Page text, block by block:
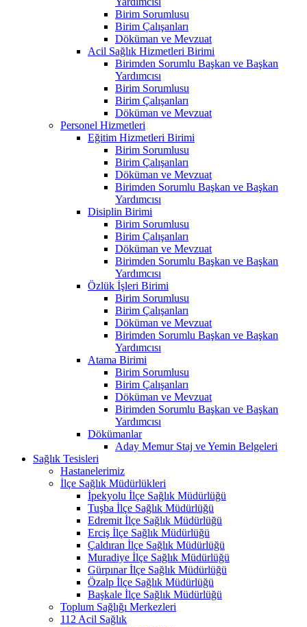
Birim Sorumlusu
Birim Çalışanları
Döküman ve Mevzuat
Acil Sağlık Hizmetleri Birimi
Birimden Sorumlu Başkan ve Başkan
Yardımcısı
Birim Sorumlusu
Birim Çalışanları
Döküman ve Mevzuat
Personel Hizmetleri
Eğitim Hizmetleri Birimi
Birim Sorumlusu
Birim Çalışanları
Döküman ve Mevzuat
Birimden Sorumlu Başkan ve Başkan
Yardımcısı
Disiplin Birimi
Birim Sorumlusu
Birim Çalışanları
Döküman ve Mevzuat
Birimden Sorumlu Başkan ve Başkan
Yardımcısı
Özlük İşleri Birimi
Birim Sorumlusu
Birim Çalışanları
Döküman ve Mevzuat
Birimden Sorumlu Başkan ve Başkan
Yardımcısı
Atama Birimi
Birim Sorumlusu
Birim Çalışanları
Döküman ve Mevzuat
Birimden Sorumlu Başkan ve Başkan
Yardımcısı
Dökümanlar
Aday Memur Staj ve Yemin Belgeleri
Sağlık Tesisleri
Hastanelerimiz
İlçe Sağlık Müdürlükleri
İpekyolu İlçe Sağlık Müdürlüğü
Tuşba İlçe Sağlık Müdürlüğü
Edremit İlçe Sağlık Müdürlüğü
Erciş İlçe Sağlık Müdürlüğü
Çaldıran İlçe Sağlık Müdürlüğü
Muradiye İlçe Sağlık Müdürlüğü
Gürpınar İlçe Sağlık Müdürlüğü
Özalp İlçe Sağlık Müdürlüğü
Başkale İlçe Sağlık Müdürlüğü
Toplum Sağlığı Merkezleri
112 Acil Sağlık